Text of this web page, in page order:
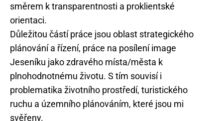
směrem k transparentnosti a proklientské
orientaci.
Důležitou částí práce jsou oblast strategického
plánování a řízení, práce na posílení image
Jeseníku jako zdravého místa/města k
plnohodnotnému životu. S tím souvisí i
problematika životního prostředí, turistického
ruchu a územního plánováním, které jsou mi
svěřeny.